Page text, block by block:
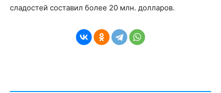
сладостей составил более 20 млн. долларов.